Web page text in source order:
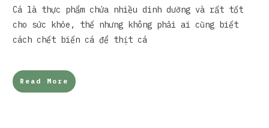
Cá là thực phẩm chứa nhiều dinh dưỡng và rất tốt
cho sức khỏe, thế nhưng không phải ai cũng biết
cách chết biến cá để thịt cá
Read More